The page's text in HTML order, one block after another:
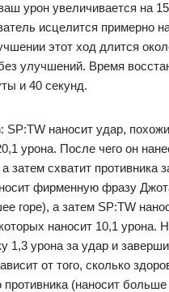
урон увеличивается на
исцелится примерно
этот ход длится
улучшений. Время
и 40 секунд.
наносит удар,
урона. После чего он
затем схватит противника
фирменную фразу
горе), а затем SP:TW
наносит 10,1 урона.
1,3 урона за удар и
от того, сколько
противника (наносит